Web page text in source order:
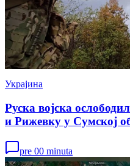
Украјина
Руска војска
и Рижевку у Сумској
pre 00 minuta